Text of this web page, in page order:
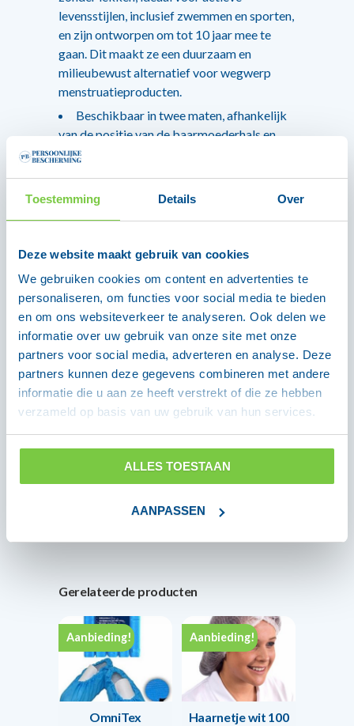
Toestemming Details Over
Deze website maakt gebruik van cookies
We gebruiken cookies om content en advertenties te
personaliseren, om functies voor social media te bieden
en om ons websiteverkeer te analyseren. Ook delen we
informatie over uw gebruik van onze site met onze
partners voor social media, adverteren en analyse. Deze
partners kunnen deze gegevens combineren met andere
informatie die u aan ze heeft verstrekt of die ze hebben
verzameld op basis van uw gebruik van hun services.
ALLES TOESTAAN
AANPASSEN
levensstijlen, inclusief zwemmen en sporten,
en zijn ontworpen om tot 10 jaar mee te
gaan. Dit maakt ze een duurzaam en
milieubewust alternatief voor wegwerp
menstruatieproducten.
Beschikbaar in twee maten, afhankelijk
van de positie van de baarmoederhals en
capaciteit: klein (gelijk aan 3 tampons) en
Elke set bevat twee cups, twee
gemaakt van premium materialen: pH-
neutraal, veganistisch, geurvrij, latexvrij,
BPA-vrij, vrij van ftalaten, PVC en
kleurstoffen.
Met de ISO10993 wereldstandaard
certificering, die strenge eisen stelt aan de
menselijke compatibiliteit met producten,
onderscheidt Omnitex zich door een van de
weinige aanbieders te zijn wiens
veiligheidscertificering hebben ontvangen.
Uw veiligheid staat voorop bij ons.
Gerelateerde producten
Aanbieding!
OmniTex
Aanbieding!
Haarnetje wit 100